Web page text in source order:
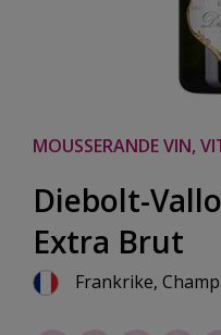
MOUSSERANDE VIN,
Diebolt-
Extra Brut
Frankrike,